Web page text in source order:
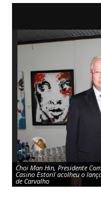
Choi Man Hin, Presidente
Casino Estoril acolheu o
de Carvalho